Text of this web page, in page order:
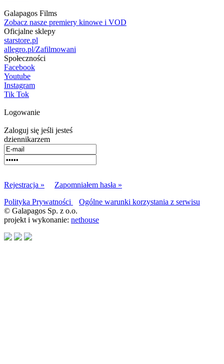
Galapagos Films
Zobacz nasze premiery kinowe i VOD
Oficjalne sklepy
starstore.pl
allegro.pl/Zafilmowani
Społeczności
Facebook
Youtube
Instagram
Tik Tok
Logowanie
Zaloguj się jeśli jesteś
dziennikarzem
Rejestracja »
Zapomniałem hasła »
Polityka Prywatności
Ogólne warunki korzystania z serwisu
© Galapagos Sp. z o.o.
projekt i wykonanie: nethouse